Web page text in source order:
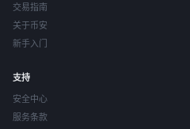
交易指南
关于币安
新手入门
支持
安全中心
服务条款